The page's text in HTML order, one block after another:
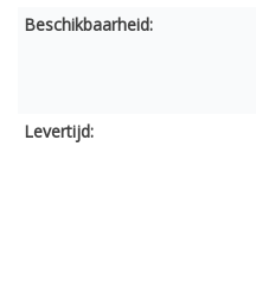
Beschikbaarheid:
Levertijd: